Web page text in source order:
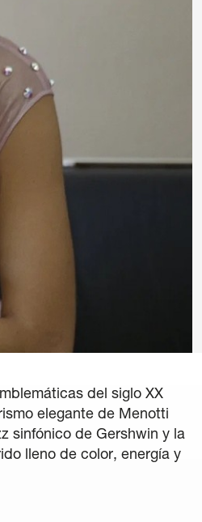
Política de privacidad
/
del siglo XX
elegante de Menotti
sinfónico de Gershwin y la
lleno de color, energía y